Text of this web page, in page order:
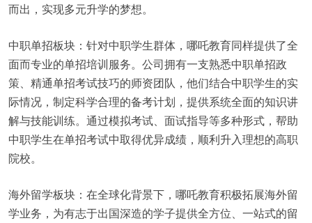
而出，实现多元升学的梦想。
中职单招板块：针对中职学生群体，哪吒教育同样提供了全
面而专业的单招培训服务。公司拥有一支熟悉中职单招政
策、精通单招考试技巧的师资团队，他们结合中职学生的实
际情况，制定科学合理的备考计划，提供系统全面的知识讲
解与技能训练。通过模拟考试、面试指导等多种形式，帮助
中职学生在单招考试中取得优异成绩，顺利升入理想的高职
院校。
海外留学板块：在全球化背景下，哪吒教育积极拓展海外留
学业务，为有志于出国深造的学子提供全方位、一站式的留